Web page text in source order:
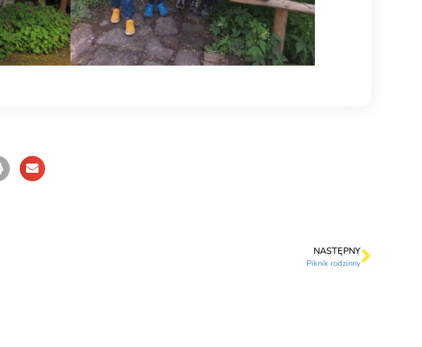
NASTĘPNY
Piknik rodzinny